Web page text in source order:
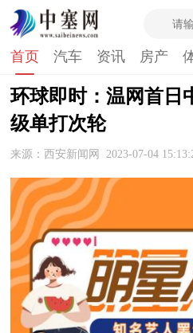
首页 汽车 资讯 房产
环球即时：温网首日
级单打次轮
来源：西安新闻网 2023-07-04